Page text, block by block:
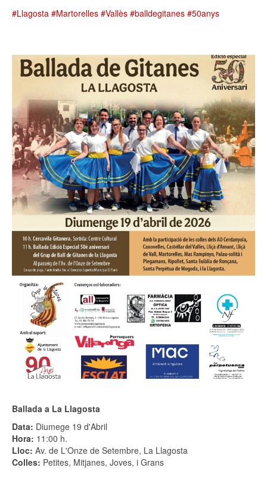
#Llagosta #Martorelles #Vallès #balldegitanes #50anys
Ballada a La Llagosta
Data: Diumege 19 d'Abril
Hora: 11:00 h.
Lloc: Av. de L'Onze de Setembre, La Llagosta
Colles: Petites, Mitjanes, Joves, i Grans